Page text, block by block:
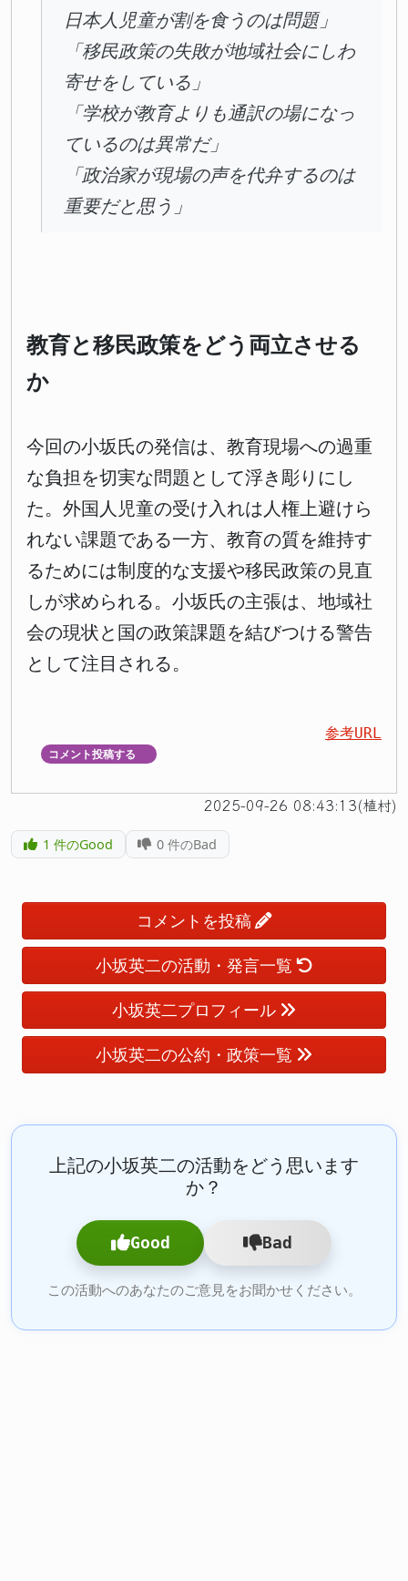
日本人児童が割を食うのは問題」
「移民政策の失敗が地域社会にしわ
寄せをしている」
「学校が教育よりも通訳の場になっ
ているのは異常だ」
「政治家が現場の声を代弁するのは
重要だと思う」
教育と移民政策をどう両立させる
か
今回の小坂氏の発信は、教育現場への過重
な負担を切実な問題として浮き彫りにし
た。外国人児童の受け入れは人権上避けら
れない課題である一方、教育の質を維持す
るためには制度的な支援や移民政策の見直
しが求められる。小坂氏の主張は、地域社
会の現状と国の政策課題を結びつける警告
として注目される。
参考URL
コメント投稿する
2025-09-26 08:43:13(植村)
1 件のGood 0 件のBad
コメントを投稿
小坂英二の活動・発言一覧
小坂英二プロフィール
小坂英二の公約・政策一覧
上記の小坂英二の活動をどう思います
か？
Good Bad
この活動へのあなたのご意見をお聞かせください。